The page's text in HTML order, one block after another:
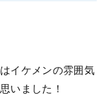
イケメンの雰囲気
いました！